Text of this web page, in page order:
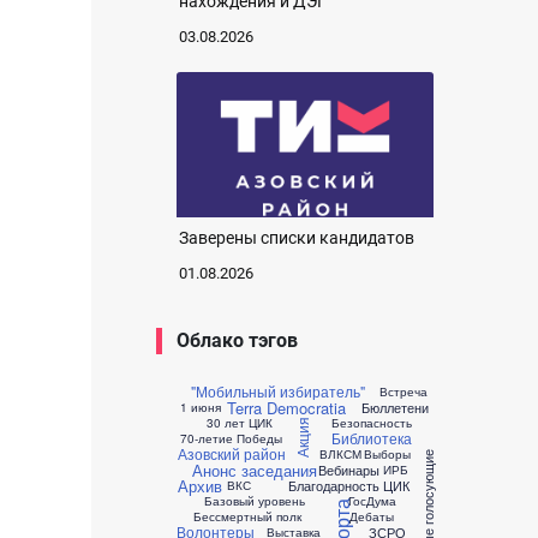
03.08.2026
Заверены списки кандидатов
01.08.2026
Облако тэгов
"Мобильный избиратель"
1 июня
30 лет ЦИК
70-летие Победы
Terra Democratia
Азовский район Акция
Анонс заседания
Архив
Базовый уровень
Безопасность
Бессмертный полк
Библиотека
Благодарность ЦИК
Бюллетени
ВКС
ВЛКСМ
Вебинары
Волонтеры
Встреча
Выборы
Выставка
ГосДума
Дебаты
ЗСРО
ИРБ